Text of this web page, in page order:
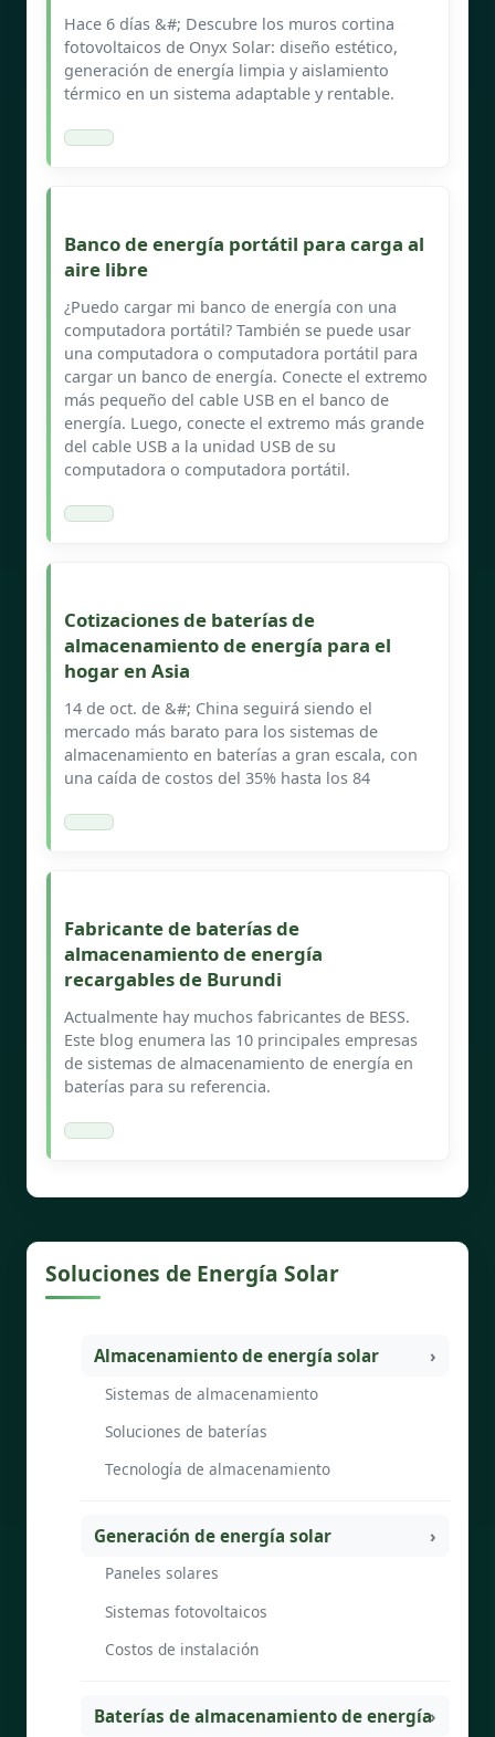
Hace 6 días &#; Descubre los muros cortina
fotovoltaicos de Onyx Solar: diseño estético,
generación de energía limpia y aislamiento
térmico en un sistema adaptable y rentable.
Banco de energía portátil para carga al
aire libre
¿Puedo cargar mi banco de energía con una
computadora portátil? También se puede usar
una computadora o computadora portátil para
cargar un banco de energía. Conecte el extremo
más pequeño del cable USB en el banco de
energía. Luego, conecte el extremo más grande
del cable USB a la unidad USB de su
computadora o computadora portátil.
Cotizaciones de baterías de
almacenamiento de energía para el
hogar en Asia
14 de oct. de &#; China seguirá siendo el
mercado más barato para los sistemas de
almacenamiento en baterías a gran escala, con
una caída de costos del 35% hasta los 84
Fabricante de baterías de
almacenamiento de energía
recargables de Burundi
Actualmente hay muchos fabricantes de BESS.
Este blog enumera las 10 principales empresas
de sistemas de almacenamiento de energía en
baterías para su referencia.
Soluciones de Energía Solar
Almacenamiento de energía solar
Sistemas de almacenamiento
Soluciones de baterías
Tecnología de almacenamiento
Generación de energía solar
Paneles solares
Sistemas fotovoltaicos
Costos de instalación
Baterías de almacenamiento de energía